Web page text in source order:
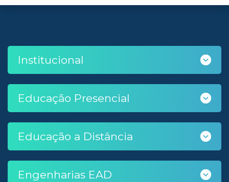
Institucional
Educação Presencial
Educação a Distância
Engenharias EAD